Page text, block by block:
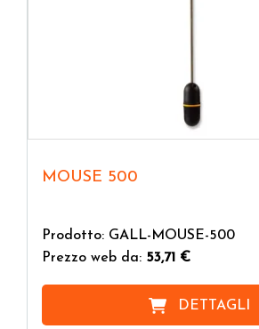
MOUSE 500
Prodotto: GALL-MOUSE-500
Prezzo web da: 53,71 €
DETTAGLI